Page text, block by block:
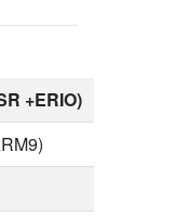
+ERIO)